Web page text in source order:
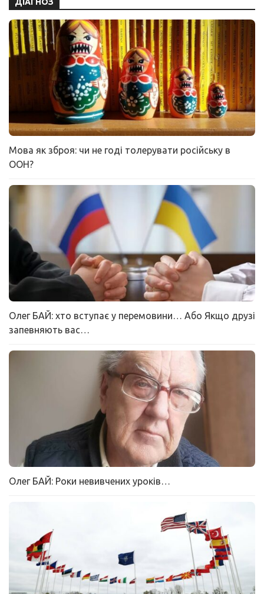
Мова як зброя: чи не годі толерувати російську в
ООН?
Олег БАЙ: хто вступає у перемовини… Або Якщо друзі
запевняють вас…
Олег БАЙ: Роки невивчених уроків…